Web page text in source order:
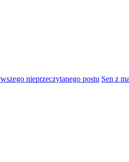
Sen z